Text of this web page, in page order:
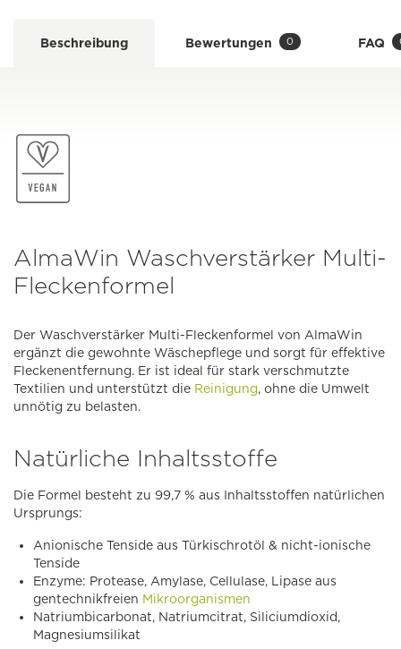
Beschreibung Bewertungen 0 FAQ
AlmaWin Waschverstärker Multi-
Fleckenformel
Der Waschverstärker Multi-Fleckenformel von AlmaWin
ergänzt die gewohnte Wäschepflege und sorgt für effektive
Fleckenentfernung. Er ist ideal für stark verschmutzte
Textilien und unterstützt die Reinigung, ohne die Umwelt
unnötig zu belasten.
Natürliche Inhaltsstoffe
Die Formel besteht zu 99,7 % aus Inhaltsstoffen natürlichen
Ursprungs:
Anionische Tenside aus Türkischrotöl & nicht-ionische
Tenside
Enzyme: Protease, Amylase, Cellulase, Lipase aus
gentechnikfreien Mikroorganismen
Natriumbicarbonat, Natriumcitrat, Siliciumdioxid,
Magnesiumsilikat